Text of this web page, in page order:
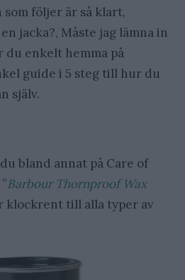
följer är så klart,
jacka?, Måste jag lämna in
du enkelt hemma på
guide i 5 steg till hur du
själv.
bland annat på Care of
Barbour Thornproof Wax
klockrent till alla typer av